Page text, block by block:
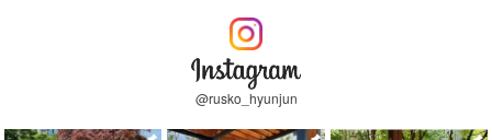
@rusko_hyunjun